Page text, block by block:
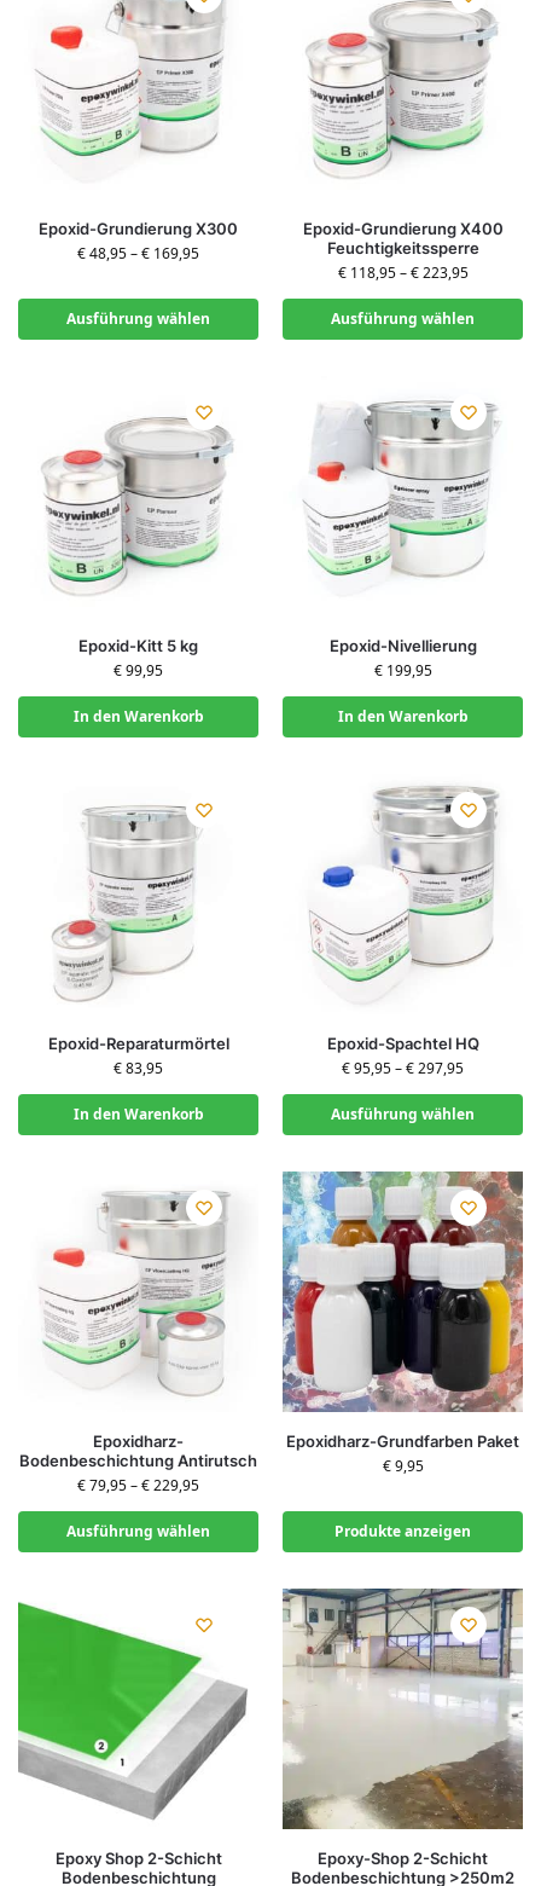
Epoxid-Grundierung X300
€48,95–€ 169,95
Ausführung wählen
Epoxid-Grundierung X400
Feuchtigkeitssperre
€118,95–€223,95
Ausführung wählen
Epoxid-Kitt 5 kg
€99,95
In den Warenkorb
Epoxid-Nivellierung
€199,95
In den Warenkorb
Epoxid-Reparaturmörtel
€83,95
In den Warenkorb
Epoxid-Spachtel HQ
€95,95–€297,95
Ausführung wählen
Epoxidharz-
Bodenbeschichtung Antirutsch
€79,95–€229,95
Ausführung wählen
Epoxidharz-Grundfarben Paket
€9,95
Produkte anzeigen
Epoxy Shop 2-Schicht
Bodenbeschichtung
Epoxy-Shop 2-Schicht
Bodenbeschichtung >250m2